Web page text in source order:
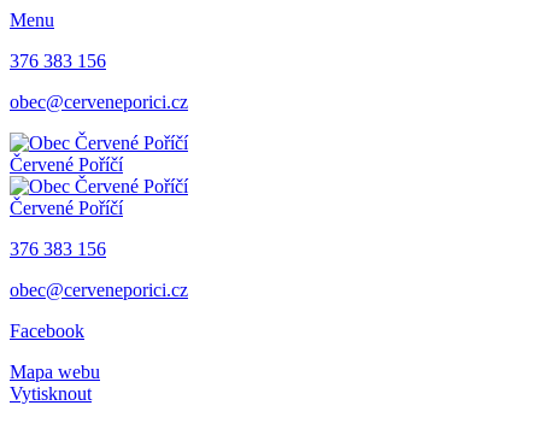
Menu
376 383 156
obec@cerveneporici.cz
Červené Poříčí
Červené Poříčí
376 383 156
obec@cerveneporici.cz
Facebook
Mapa webu
Vytisknout